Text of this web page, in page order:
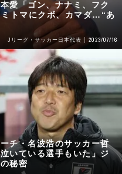
愛「ゴン、ナナミ、フク
トマにクボ、カマダ…“あ
Jリーグ・サッカー日本代表 2023/07/16
チ・名波浩のサッカー哲
いている選手もいた」ジ
秘密